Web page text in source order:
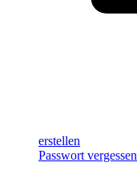
erstellen
Passwort vergessen